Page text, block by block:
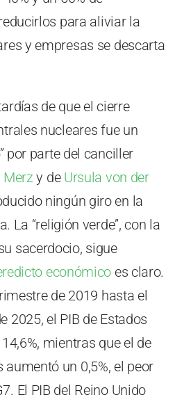
para aliviar la
y empresas se descarta
de que el cierre
nucleares fue un
por parte del canciller
Merz y de Ursula von der
ningún giro en la
La “religión verde”, con la
sacerdocio, sigue
económico es claro.
de 2019 hasta el
2025, el PIB de Estados
mientras que el de
un 0,5%, el peor
El PIB del Reino Unido